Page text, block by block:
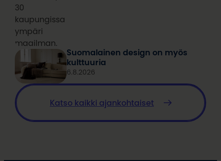
30
kaupungissa
ympäri
maailman.
Suomalainen design on myös
kulttuuria
6.8.2026
Katso kaikki ajankohtaiset